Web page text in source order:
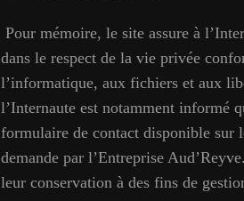
Pour mémoire, le site assure à
dans le respect de la vie privée
l’informatique, aux fichiers et aux
l’Internaute est notamment informé
formulaire de contact disponible sur
demande par l’Entreprise
leur conservation à des fins de